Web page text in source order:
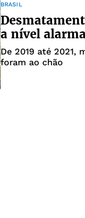
BRASIL
a nível
De 2019 até 2021,
foram ao chão